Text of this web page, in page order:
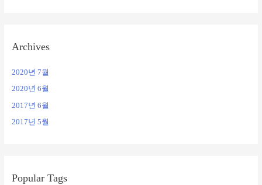
Archives
2020년 7월
2020년 6월
2017년 6월
2017년 5월
Popular Tags